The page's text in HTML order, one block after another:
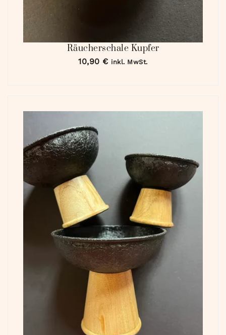
Räucherschale Kupfer
10,90 € inkl. MwSt.